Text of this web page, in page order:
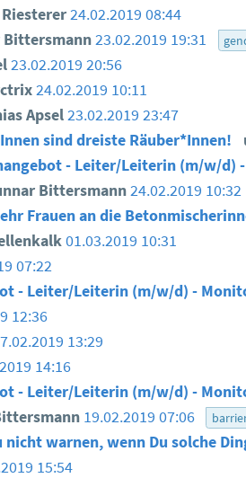
24.02.2019 08:44
23.02.2019 19:31
23.02.2019 20:56
24.02.2019 10:11
Apsel23.02.2019 23:47
sind dreiste Räuber*Innen!
- Leiter/Leiterin (m/w/
Bittersmann24.02.2019 10:32
Frauen an die
01.03.2019 10:31
07:22
- Leiter/Leiterin (m/w/d) -
12:36
13:29
14:16
- Leiter/Leiterin (m/w/d) -
19.02.2019 07:06
nicht warnen, wenn Du solche
15:54